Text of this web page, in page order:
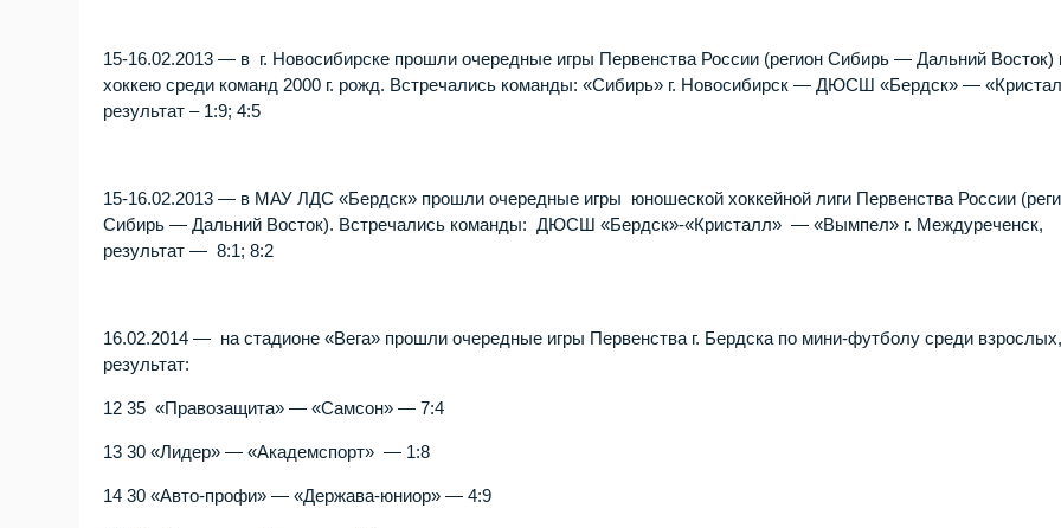
15-16.02.2013 — в г. Новосибирске прошли очередные игры Первенства России (регион Сибирь — Дальний Восток)
хоккею среди команд 2000 г. рожд. Встречались команды: «Сибирь» г. Новосибирск — ДЮСШ «Бердск» —
результат – 1:9; 4:5
15-16.02.2013 — в МАУ ЛДС «Бердск» прошли очередные игры юношеской хоккейной лиги Первенства России
Сибирь — Дальний Восток). Встречались команды: ДЮСШ «Бердск»-«Кристалл» — «Вымпел» г. Междуреченск,
результат — 8:1; 8:2
16.02.2014 — на стадионе «Вега» прошли очередные игры Первенства г. Бердска по мини-футболу среди
результат:
12 35 «Правозащита» — «Самсон» — 7:4
13 30 «Лидер» — «Академспорт» — 1:8
14 30 «Авто-профи» — «Держава-юниор» — 4:9